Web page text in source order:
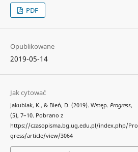
PDF
Opublikowane
2019-05-14
Jak cytować
Jakubiak, K., & Bień, D. (2019). Wstęp. Progress,
(5), 7–10. Pobrano z
https://czasopisma.bg.ug.edu.pl/index.php/Pro
gress/article/view/3064